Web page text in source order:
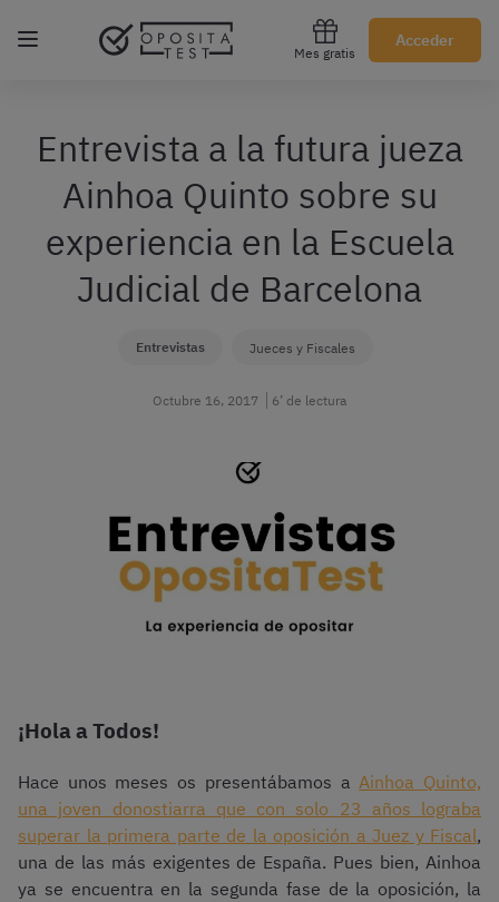
Mes gratis
Acceder
Regístrate gratis
Entrevista a la futura jueza
Ainhoa Quinto sobre su
experiencia en la Escuela
Judicial de Barcelona
Entrevistas Jueces y Fiscales
Octubre 16, 2017 6’ de lectura
¡Hola a Todos!
Hace unos meses os presentábamos aAinhoa Quinto,
una joven donostiarra que con solo 23 años lograba
superar la primera parte de la oposición a Juez y Fiscal,
una de las más exigentes de España. Pues bien, Ainhoa
ya se encuentra en la segunda fase de la oposición, la